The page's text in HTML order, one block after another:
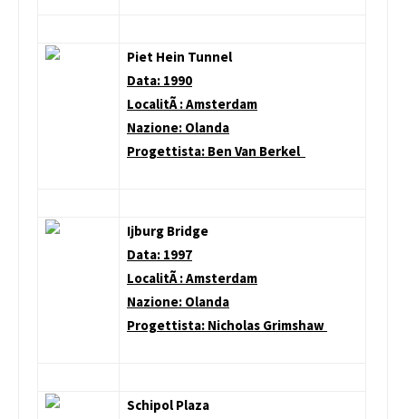
Piet Hein Tunnel
Data: 1990
LocalitÃ : Amsterdam
Nazione: Olanda
Progettista: Ben Van Berkel
Ijburg Bridge
Data: 1997
LocalitÃ : Amsterdam
Nazione: Olanda
Progettista: Nicholas Grimshaw
Schipol Plaza